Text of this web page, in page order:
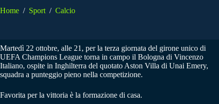
Home / Sport / Calcio
Martedì 22 ottobre, alle 21, per la terza giornata del girone unico di
UEFA Champions League torna in campo il Bologna di Vincenzo
Italiano, ospite in Inghilterra del quotato Aston Villa di Unai Emery,
squadra a punteggio pieno nella competizione.
Favorita per la vittoria è la formazione di casa.